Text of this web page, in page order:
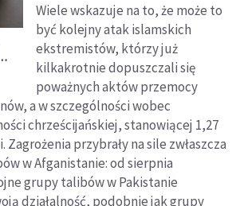
Wiele wskazuje na to, że może to
być kolejny atak islamskich
ekstremistów, którzy już
kilkakrotnie dopuszczali się
poważnych aktów przemocy
a w szczególności wobec
chrześcijańskiej, stanowiącej 1,27
Zagrożenia przybrały na sile zwłaszcza
w Afganistanie: od sierpnia
grupy talibów w Pakistanie
działalność, podobnie jak grupy